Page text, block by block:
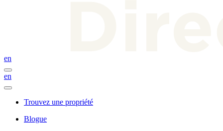
en
en
Trouvez une propriété
Blogue